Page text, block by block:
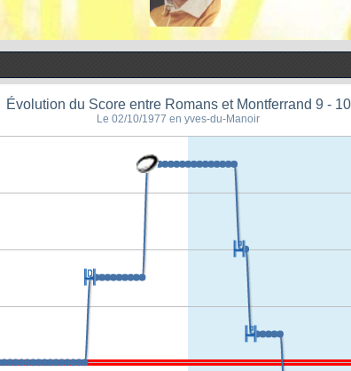
Évolution du Score entre Romans et Montferrand 9 - 10
Le 02/10/1977 en yves-du-Manoir